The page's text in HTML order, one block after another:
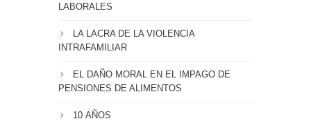
LABORALES
LA LACRA DE LA VIOLENCIA
INTRAFAMILIAR
EL DAÑO MORAL EN EL IMPAGO DE
PENSIONES DE ALIMENTOS
10 AÑOS